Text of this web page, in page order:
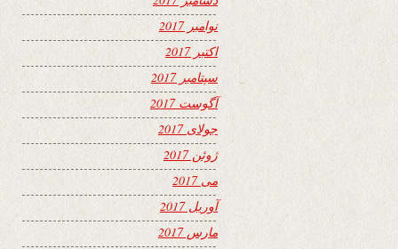
نوامبر 2017
اکتبر 2017
سپتامبر 2017
آگوست 2017
جولای 2017
ژوئن 2017
می 2017
آوریل 2017
مارس 2017